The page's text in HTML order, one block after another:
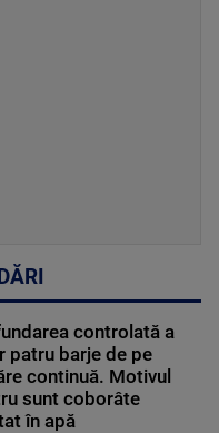
controlată a
patru barje de pe
continuă. Motivul
sunt coborâte
în apă